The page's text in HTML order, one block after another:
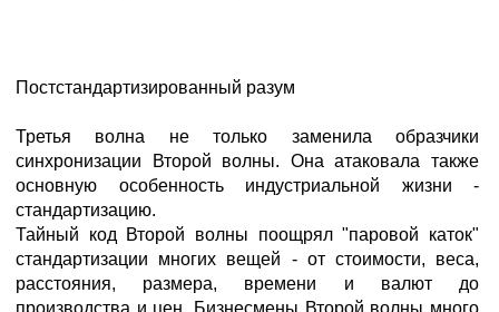
Постстандартизированный разум
Третья волна не только заменила образчики
синхронизации Второй волны. Она атаковала также
основную особенность индустриальной жизни -
стандартизацию.
Тайный код Второй волны поощрял "паровой каток"
стандартизации многих вещей - от стоимости, веса,
расстояния, размера, времени и валют до
производства и цен. Бизнесмены Второй волны много